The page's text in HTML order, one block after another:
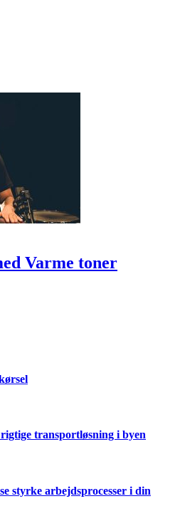
Varme toner
transportløsning i byen
styrke arbejdsprocesser i din